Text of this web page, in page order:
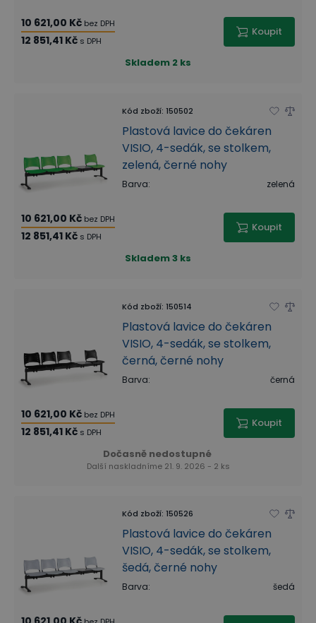
10 621,00 Kč bez DPH
12 851,41 Kč s DPH
Koupit
Skladem 2 ks
Kód zboží: 150502
Plastová lavice do čekáren
VISIO, 4-sedák, se stolkem,
zelená, černé nohy
Barva: zelená
10 621,00 Kč bez DPH
12 851,41 Kč s DPH
Koupit
Skladem3 ks
Kód zboží: 150514
Plastová lavice do čekáren
VISIO, 4-sedák, se stolkem,
černá, černé nohy
Barva: černá
10 621,00 Kč bez DPH
12 851,41 Kč s DPH
Koupit
Dočasně nedostupné
Další naskladníme 21. 9. 2026 - 2 ks
Kód zboží: 150526
Plastová lavice do čekáren
VISIO, 4-sedák, se stolkem,
šedá, černé nohy
Barva: šedá